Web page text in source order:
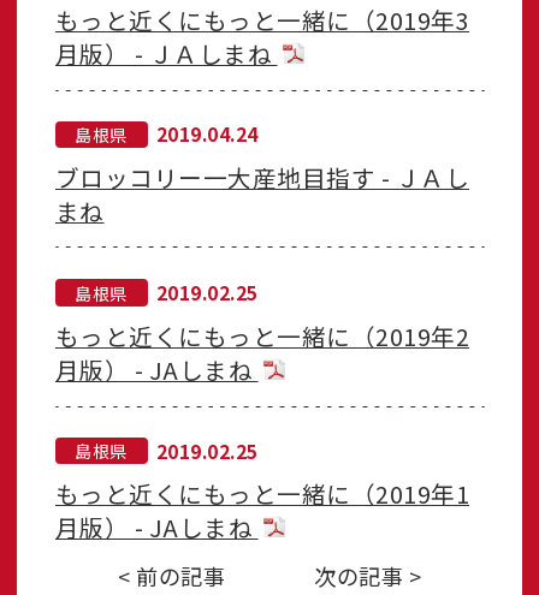
もっと近くにもっと一緒に（2019年3
月版） - ＪＡしまね
島根県 2019.04.24
ブロッコリー一大産地目指す - ＪＡし
まね
島根県 2019.02.25
もっと近くにもっと一緒に（2019年2
月版） - JAしまね
島根県 2019.02.25
もっと近くにもっと一緒に（2019年1
月版） - JAしまね
< 前の記事 次の記事 >